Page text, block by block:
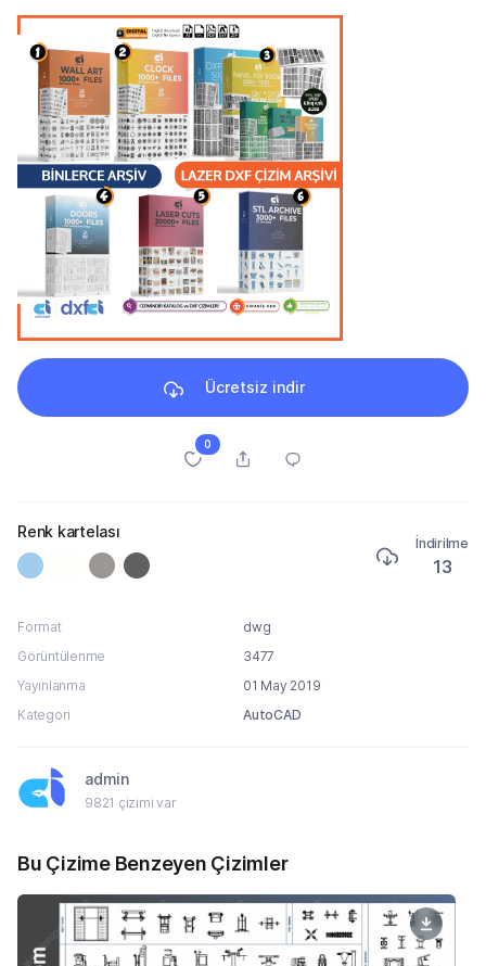
Ücretsiz indir
0
Renk kartelası
İndirilme
13
Format
dwg
Görüntülenme
3477
Yayınlanma
01 May 2019
Kategori
AutoCAD
admin
9821 çizimi var
Bu Çizime Benzeyen Çizimler